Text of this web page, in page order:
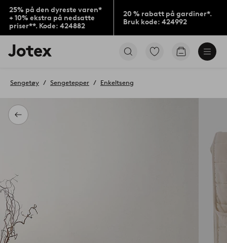
25% på den dyreste varen*
+ 10% ekstra på nedsatte
priser**. Kode: 424882
20 % rabatt på gardiner*.
Bruk kode: 424992
Jotex’
logo
til
Gå
Gå
Tilbake
Sengetøy Sengetepper Enkeltseng